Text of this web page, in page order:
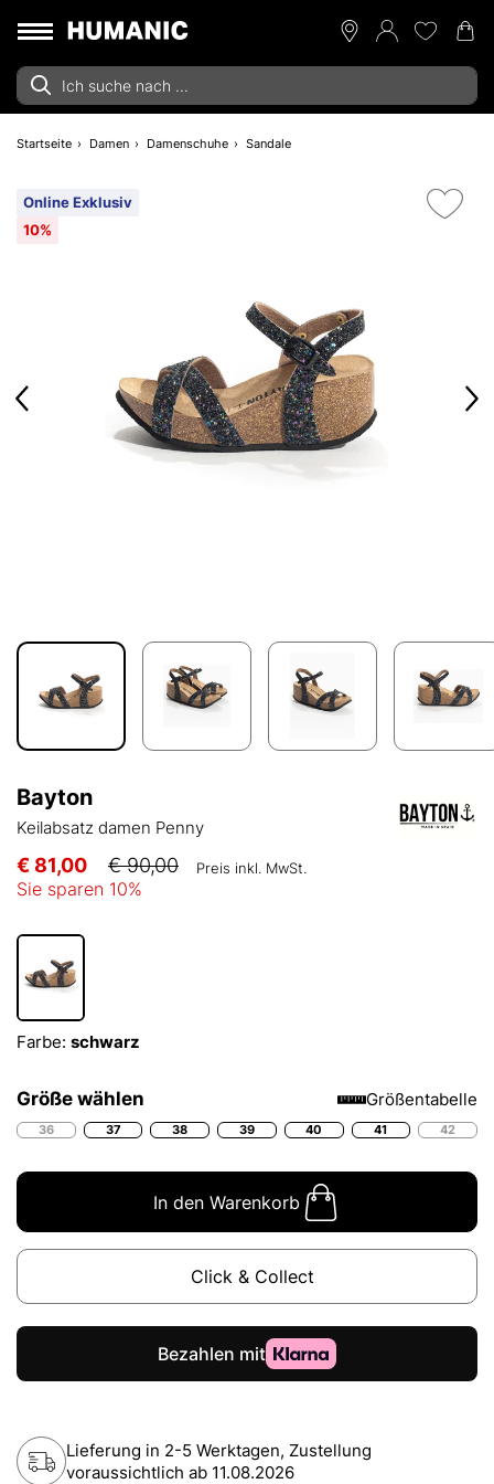
Startseite Damen Damenschuhe Sandale
Online Exklusiv
10%
Bayton
Keilabsatz damen Penny
€ 81,00 € 90,00 Preis inkl. MwSt.
Sie sparen 10%
Farbe: schwarz
Größe wählen Größentabelle
36 37 38 39 40 41 42
In den Warenkorb
Click & Collect
Lieferung in 2-5 Werktagen, Zustellung
voraussichtlich ab 11.08.2026